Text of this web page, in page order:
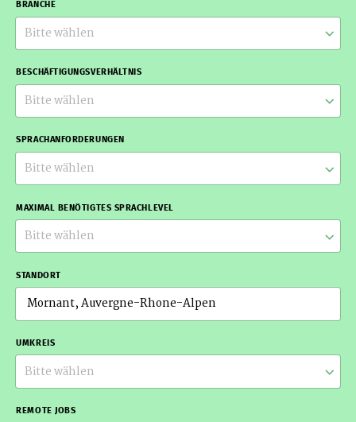
BRANCHE
Bitte wählen
BESCHÄFTIGUNGSVERHÄLTNIS
Bitte wählen
SPRACHANFORDERUNGEN
Bitte wählen
MAXIMAL BENÖTIGTES SPRACHLEVEL
Bitte wählen
STANDORT
UMKREIS
Bitte wählen
REMOTE JOBS